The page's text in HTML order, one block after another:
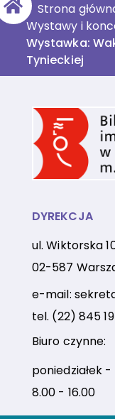
Strona
Wystawy i
Wystawka:
Tynieckiej
DYREKCJA
ul. Wiktorska
02-587
e-mail:
tel. (22) 845
Biuro czynne:
poniedziałek
8.00 - 16.00